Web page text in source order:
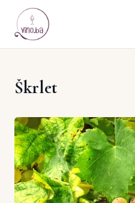
Škrlet